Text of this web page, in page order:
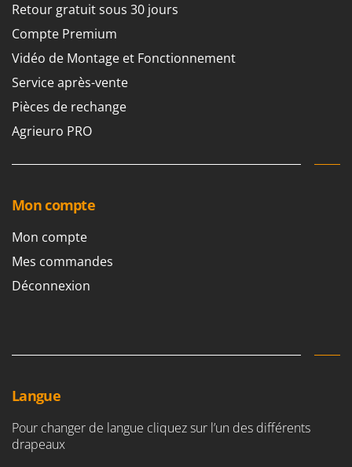
Retour gratuit sous 30 jours
Compte Premium
Vidéo de Montage et Fonctionnement
Service après-vente
Pièces de rechange
Agrieuro PRO
Mon compte
Mon compte
Mes commandes
Déconnexion
Langue
Pour changer de langue cliquez sur l’un des différents
drapeaux